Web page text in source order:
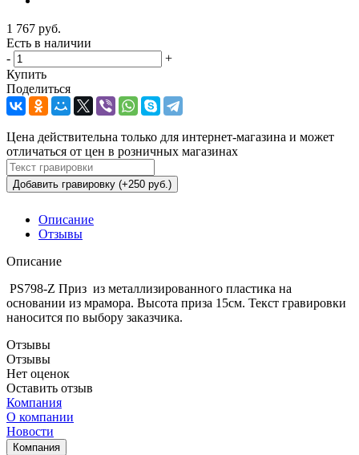
1 767 руб.
Есть в наличии
-
+
Купить
Поделиться
Цена действительна только для интернет-магазина и может
отличаться от цен в розничных магазинах
Добавить гравировку (+250 руб.)
Описание
Отзывы
Описание
PS798-Z Приз из металлизированного пластика на
основании из мрамора. Высота приза 15см. Текст гравировки
наносится по выбору заказчика.
Отзывы
Отзывы
Нет оценок
Оставить отзыв
Компания
О компании
Новости
Компания